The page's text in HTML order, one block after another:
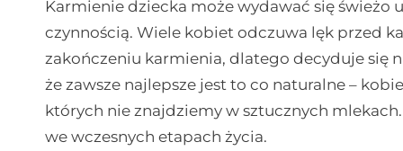
Karmienie dziecka może wydawać się
czynnością. Wiele kobiet odczuwa lęk przed
zakończeniu karmienia, dlatego decyduje się
że zawsze najlepsze jest to co naturalne –
których nie znajdziemy w sztucznych
we wczesnych etapach życia.